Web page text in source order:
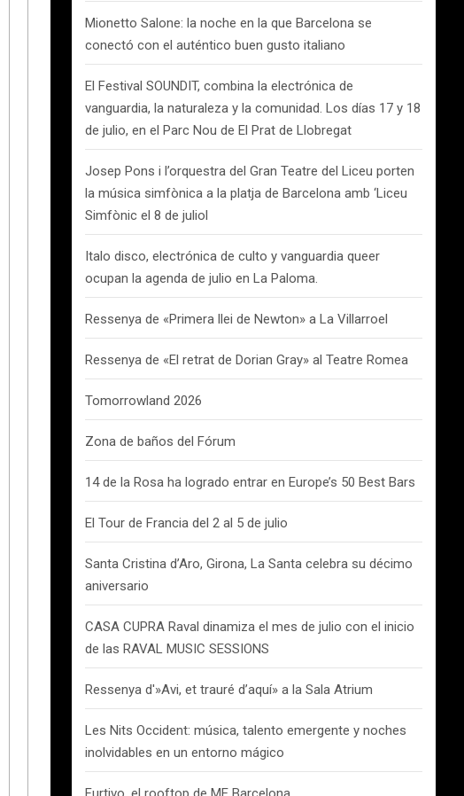
Mionetto Salone: la noche en la que Barcelona se
conectó con el auténtico buen gusto italiano
El Festival SOUNDIT, combina la electrónica de
vanguardia, la naturaleza y la comunidad. Los días 17 y 18
de julio, en el Parc Nou de El Prat de Llobregat
Josep Pons i l’orquestra del Gran Teatre del Liceu porten
la música simfònica a la platja de Barcelona amb ‘Liceu
Simfònic el 8 de juliol
Italo disco, electrónica de culto y vanguardia queer
ocupan la agenda de julio en La Paloma.
Ressenya de «Primera llei de Newton» a La Villarroel
Ressenya de «El retrat de Dorian Gray» al Teatre Romea
Tomorrowland 2026
Zona de baños del Fórum
14 de la Rosa ha logrado entrar en Europe’s 50 Best Bars
El Tour de Francia del 2 al 5 de julio
Santa Cristina d’Aro, Girona, La Santa celebra su décimo
aniversario
CASA CUPRA Raval dinamiza el mes de julio con el inicio
de las RAVAL MUSIC SESSIONS
Ressenya d'»Avi, et trauré d’aquí» a la Sala Atrium
Les Nits Occident: música, talento emergente y noches
inolvidables en un entorno mágico